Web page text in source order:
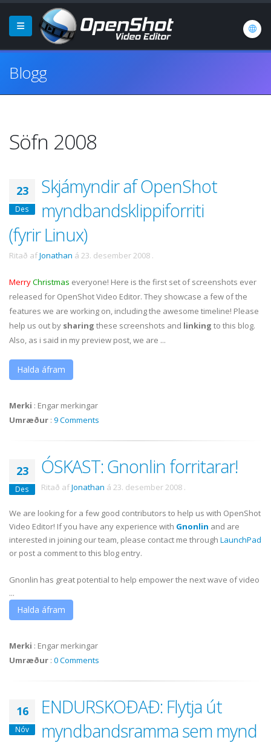
Blogg
Söfn 2008
23
Des
Skjámyndir af OpenShot
myndbandsklippiforriti
(fyrir Linux)
Ritað afJonathan á 23. desember 2008 .
MerryChristmas everyone! Here is the first set of screenshots ever
released for OpenShot Video Editor. They showcase a few of the
features we are working on, including the awesome timeline! Please
help us out by sharing these screenshots and linking to this blog.
Also, as i said in my preview post, we are ...
Halda áfram
Merki : Engar merkingar
Umræður : 9 Comments
23
Des
ÓSKAST: Gnonlin forritarar!
Ritað afJonathan á 23. desember 2008 .
We are looking for a few good contributors to help us with OpenShot
Video Editor! If you have any experience with Gnonlin and are
interested in joining our team, please contact me through LaunchPad
or post a comment to this blog entry.
Gnonlin has great potential to help empower the next wave of video
...
Halda áfram
Merki : Engar merkingar
Umræður : 0 Comments
16
Nóv
ENDURSKOÐAÐ: Flytja út
myndbandsramma sem mynd